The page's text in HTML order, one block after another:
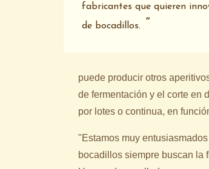
fabricantes que quieren
de bocadillos.
puede producir otros
de fermentación y el corte en
por lotes o continua, en
"Estamos muy
bocadillos siempre buscan la